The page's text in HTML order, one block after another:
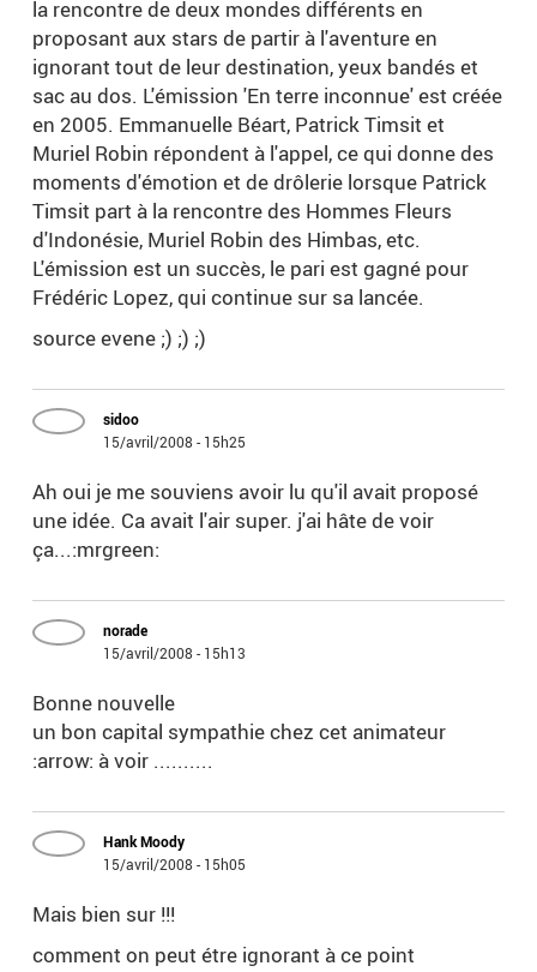
la rencontre de deux mondes différents en
proposant aux stars de partir à l'aventure en
ignorant tout de leur destination, yeux bandés et
sac au dos. L'émission 'En terre inconnue' est créée
en 2005. Emmanuelle Béart, Patrick Timsit et
Muriel Robin répondent à l'appel, ce qui donne des
moments d'émotion et de drôlerie lorsque Patrick
Timsit part à la rencontre des Hommes Fleurs
d'Indonésie, Muriel Robin des Himbas, etc.
L'émission est un succès, le pari est gagné pour
Frédéric Lopez, qui continue sur sa lancée.
source evene ;) ;) ;)
sidoo
15/avril/2008 - 15h25
Ah oui je me souviens avoir lu qu'il avait proposé
une idée. Ca avait l'air super. j'ai hâte de voir
ça...:mrgreen:
norade
15/avril/2008 - 15h13
Bonne nouvelle
un bon capital sympathie chez cet animateur
:arrow: à voir ..........
Hank Moody
15/avril/2008 - 15h05
Mais bien sur !!!
comment on peut étre ignorant à ce point